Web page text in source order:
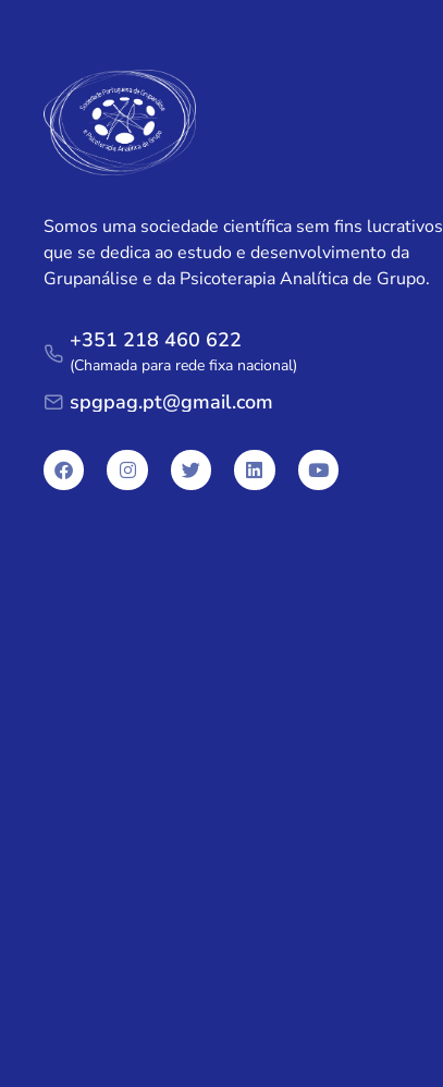
Somos uma sociedade científica sem fins lucrativos
que se dedica ao estudo e desenvolvimento da
Grupanálise e da Psicoterapia Analítica de Grupo.
+351 218 460 622
(Chamada para rede fixa nacional)
spgpag.pt@gmail.com